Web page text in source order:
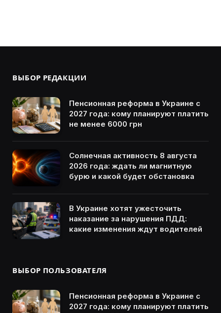
ВЫБОР РЕДАКЦИИ
Пенсионная реформа в Украине с
2027 года: кому планируют платить
не менее 6000 грн
Солнечная активность 8 августа
2026 года: ждать ли магнитную
бурю и какой будет обстановка
В Украине хотят ужесточить
наказание за нарушения ПДД:
какие изменения ждут водителей
ВЫБОР ПОЛЬЗОВАТЕЛЯ
Пенсионная реформа в Украине с
2027 года: кому планируют платить